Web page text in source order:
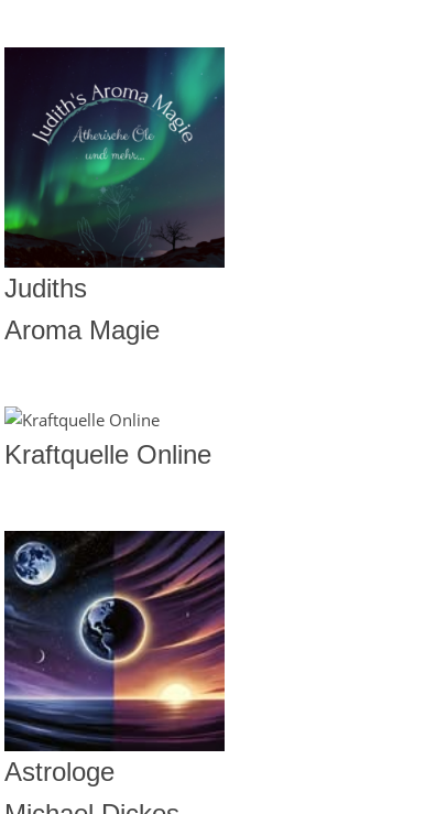
Judiths
Aroma Magie
Kraftquelle Online
Astrologe